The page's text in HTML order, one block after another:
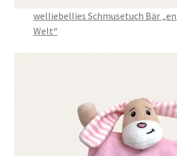
welliebellies Schmusetuch Bär
Welt“